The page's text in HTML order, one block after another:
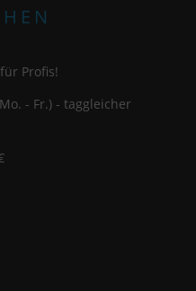
Profis!
- Fr.) - taggleicher